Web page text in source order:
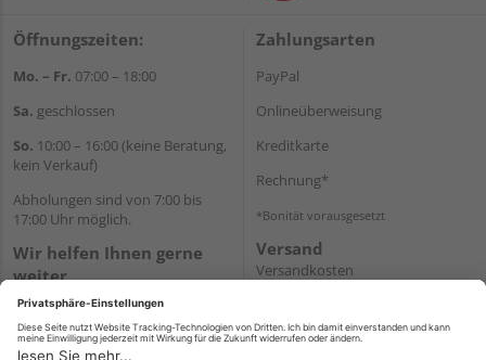
Öffnungszeiten:
Mo. – Fr. 07:00 – 18:00
Sa. geschlossen
So. 10:00 – 16:00 (keine Beratung,
kein Verkauf)
Abholungen sind von 7:00 bis
17:00 Uhr möglich.
Wir helfen Ihnen gerne
weiter
Tel.:+49 2462 99099
WhatsApp
Zahlungsarten
PayPal
Onlineüberweisung
Kreditkarte
Rechnung*
*Bonität vorausgesetzt
Versand
Versandkosten